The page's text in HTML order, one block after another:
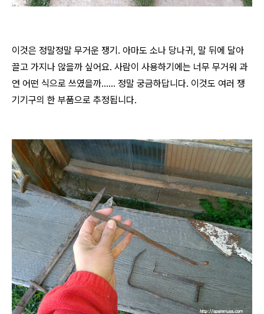
이것은 정말정말 무거운 쟁기. 아마도 소나 당나귀, 말 뒤에 달아
끌고 가지나 않을까 싶어요. 사람이 사용하기에는 너무 무거워 과
연 어떤 식으로 쓰였을까...... 정말 궁금하답니다. 이것도 여러 쟁
기기구의 한 부품으로 추정됩니다.